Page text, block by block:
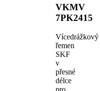
VKMV
7PK2415
Vícedrážkový
řemen
SKF
v
přesné
délce
pro